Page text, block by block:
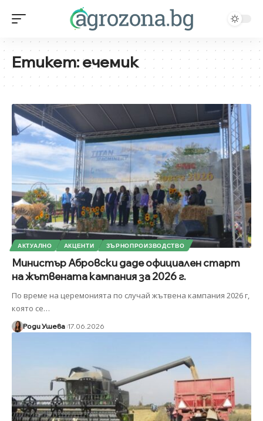
Етикет:ечемик
АКТУАЛНО АКЦЕНТИ ЗЪРНОПРОИЗВОДСТВО
Министър Абровски даде официален старт
на жътвената кампания за 2026 г.
По време на церемонията по случай жътвена кампания 2026 г,
която се…
Роди Ушева 17.06.2026